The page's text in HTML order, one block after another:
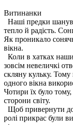
Витинанки
Наші предки
тепло й радість.
Як проникало
вікна.
Коли в хатках
зовсім невеличкі
скляну кульку. Тому
одного вікна
Чотири їх було
сторони світу.
Щоб привернути
ролі прикрас були